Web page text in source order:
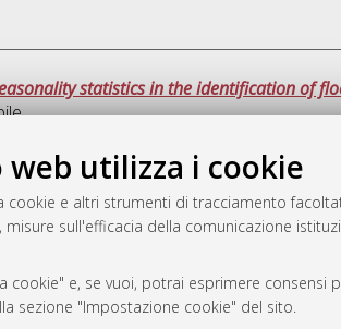
web utilizza i cookie
e altri strumenti di tracciamento
sull'efficacia della comunicazione
e, se vuoi, potrai esprimere consensi
sezione "Impostazione cookie" del sito.
statistics in the identification of